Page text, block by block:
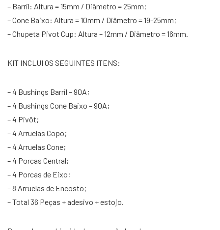
– Barril: Altura = 15mm / Diâmetro = 25mm;
– Cone Baixo: Altura = 10mm / Diâmetro = 19-25mm;
– Chupeta Pivot Cup: Altura – 12mm / Diâmetro = 16mm.
KIT INCLUI OS SEGUINTES ITENS:
– 4 Bushings Barril – 90A;
– 4 Bushings Cone Baixo – 90A;
– 4 Pivôt;
– 4 Arruelas Copo;
– 4 Arruelas Cone;
– 4 Porcas Central;
– 4 Porcas de Eixo;
– 8 Arruelas de Encosto;
– Total 36 Peças + adesivo + estojo.